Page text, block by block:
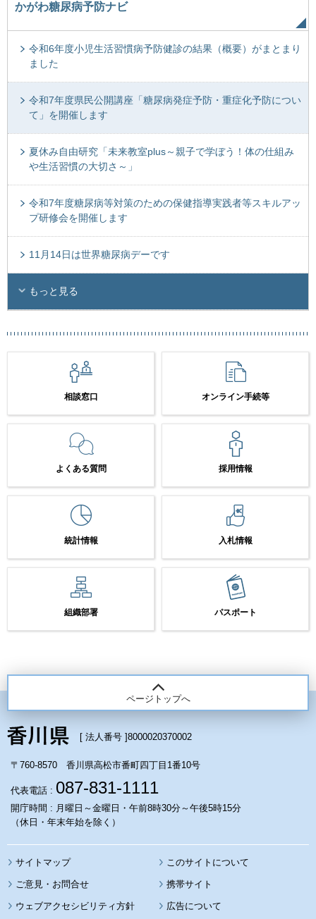
かがわ糖尿病予防ナビ
令和6年度小児生活習慣病予防健診の結果（概要）がまとまり
ました
令和7年度県民公開講座「糖尿病発症予防・重症化予防につい
て」を開催します
夏休み自由研究「未来教室plus～親子で学ぼう！体の仕組み
や生活習慣の大切さ～」
令和7年度糖尿病等対策のための保健指導実践者等スキルアッ
プ研修会を開催します
11月14日は世界糖尿病デーです
もっと見る
相談窓口 オンライン手続等
よくある質問 採用情報
統計情報 入札情報
組織部署 パスポート
ページトップへ
[ 法人番号 ]8000020370002
〒760-8570 香川県高松市番町四丁目1番10号
代表電話 : 087-831-1111
開庁時間 : 月曜日～金曜日・午前8時30分～午後5時15分
（休日・年末年始を除く）
サイトマップ このサイトについて
携帯サイト
ウェブアクセシビリティ方針 広告について